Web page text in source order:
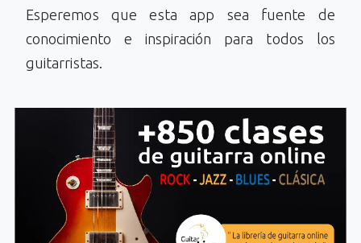
Esperemos que esta app sea fuente de
conocimiento e inspiración para todos los
guitarristas.